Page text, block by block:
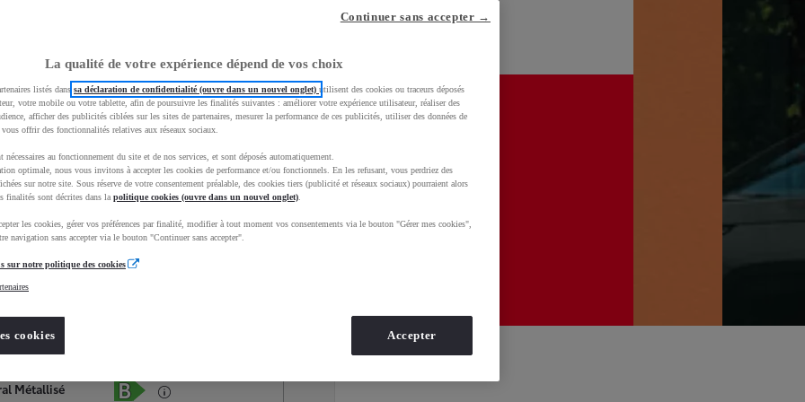
Services Concession
Occasions
Métallisé
La qualité de votre expérience dépend de vos choix
listés dans sa déclaration de confidentialité (ouvre dans un nouvel onglet) utilisent des cookies ou traceurs déposés
votre mobile ou votre tablette, afin de poursuivre les finalités suivantes : améliorer votre expérience utilisateur, réaliser des
afficher des publicités ciblées sur les sites de partenaires, mesurer la performance de ces publicités, utiliser des données de
offrir des fonctionnalités relatives aux réseaux sociaux.
nécessaires au fonctionnement du site et de nos services, et sont déposés automatiquement.
optimale, nous vous invitons à accepter les cookies de performance et/ou fonctionnels. En les refusant, vous perdriez des
sur notre site. Sous réserve de votre consentement préalable, des cookies tiers (publicité et réseaux sociaux) pourraient alors
finalités sont décrites dans la politique cookies (ouvre dans un nouvel onglet)
les cookies, gérer vos préférences par finalité, modifier à tout moment vos consentements via le bouton "Gérer mes cookies",
navigation sans accepter via le bouton "Continuer sans accepter".
sur notre politique des cookies
cookies
Continuer sans accepter →
Accepter